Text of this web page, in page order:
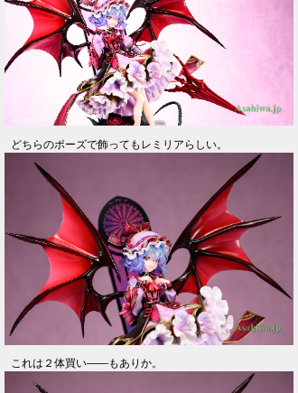
どちらのポーズで飾ってもレミリアらしい。
これは２体買い――もありか。